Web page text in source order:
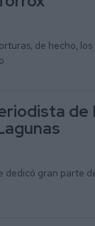
de hecho, los
de
dedicó gran parte